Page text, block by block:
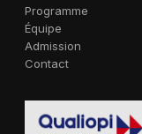
Programme
Équipe
Admission
Contact